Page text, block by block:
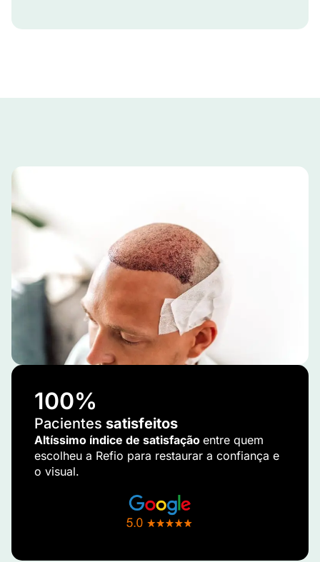
100%
Pacientes satisfeitos
Altíssimo índice de satisfação entre quem
escolheu a Refio para restaurar a confiança e
o visual.